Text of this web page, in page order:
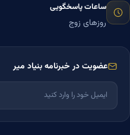
ساعات پاسخگویی
روزهای زوج
عضویت در خبرنامه بنیاد میر